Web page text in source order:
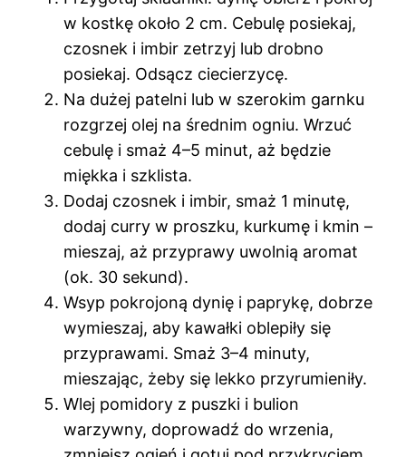
w kostkę około 2 cm. Cebulę posiekaj,
czosnek i imbir zetrzyj lub drobno
posiekaj. Odsącz ciecierzycę.
Na dużej patelni lub w szerokim garnku
rozgrzej olej na średnim ogniu. Wrzuć
cebulę i smaż 4–5 minut, aż będzie
miękka i szklista.
Dodaj czosnek i imbir, smaż 1 minutę,
dodaj curry w proszku, kurkumę i kmin –
mieszaj, aż przyprawy uwolnią aromat
(ok. 30 sekund).
Wsyp pokrojoną dynię i paprykę, dobrze
wymieszaj, aby kawałki oblepiły się
przyprawami. Smaż 3–4 minuty,
mieszając, żeby się lekko przyrumieniły.
Wlej pomidory z puszki i bulion
warzywny, doprowadź do wrzenia,